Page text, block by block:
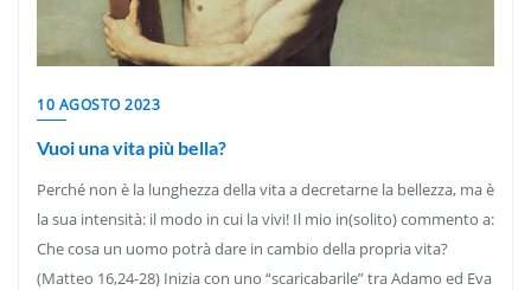
10 AGOSTO 2023
Vuoi una vita più bella?
Perché non è la lunghezza della vita a decretarne la bellezza, ma è
la sua intensità: il modo in cui la vivi! Il mio in(solito) commento a:
Che cosa un uomo potrà dare in cambio della propria vita?
(Matteo 16,24-28) Inizia con uno “scaricabarile” tra Adamo ed Eva